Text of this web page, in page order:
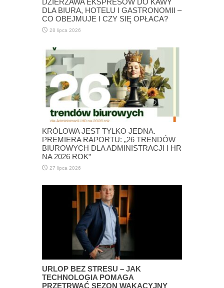
DLA BIURA, HOTELU I GASTRONOMII –
CO OBEJMUJE I CZY SIĘ OPŁACA?
28 lipca 2026
KRÓLOWA JEST TYLKO JEDNA.
PREMIERA RAPORTU: „26 TRENDÓW
BIUROWYCH DLA ADMINISTRACJI I HR
NA 2026 ROK”
27 lipca 2026
URLOP BEZ STRESU – JAK
TECHNOLOGIA POMAGA
PRZETRWAĆ SEZON WAKACYJNY